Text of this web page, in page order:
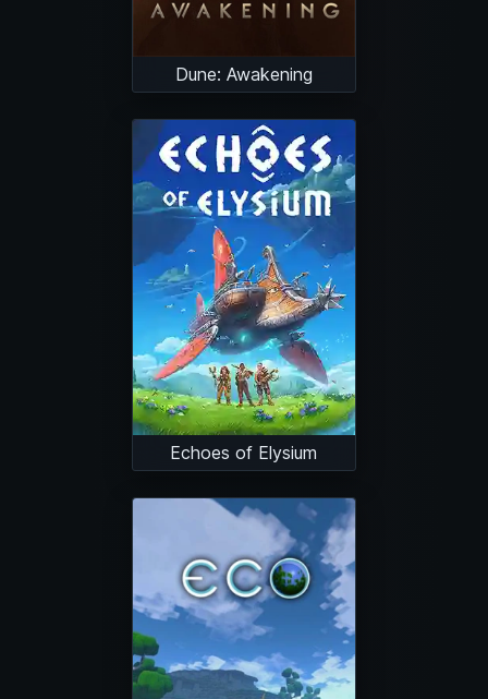
Dune: Awakening
Echoes of Elysium